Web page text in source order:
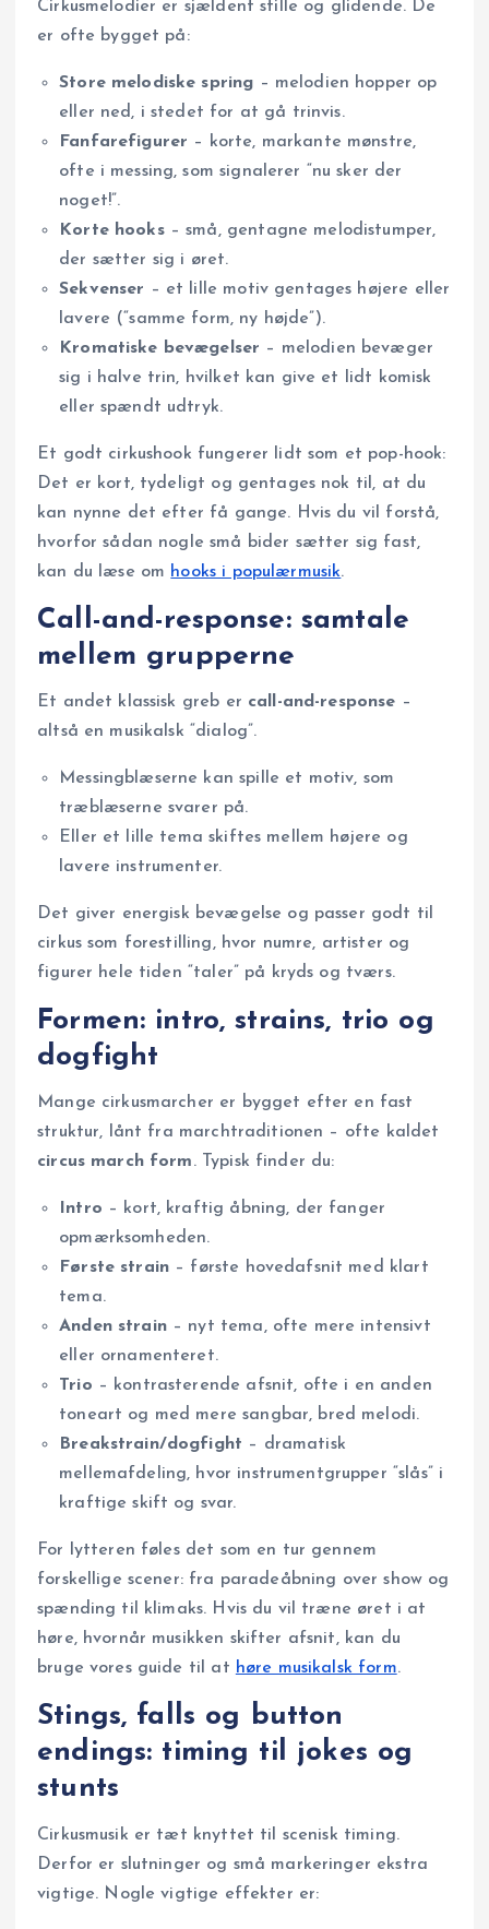
Cirkusmelodier er sjældent stille og glidende. De
er ofte bygget på:
Store melodiske spring – melodien hopper op
eller ned, i stedet for at gå trinvis.
Fanfarefigurer – korte, markante mønstre,
ofte i messing, som signalerer “nu sker der
noget!”.
Korte hooks– små, gentagne melodistumper,
der sætter sig i øret.
Sekvenser – et lille motiv gentages højere eller
lavere (“samme form, ny højde”).
Kromatiske bevægelser – melodien bevæger
sig i halve trin, hvilket kan give et lidt komisk
eller spændt udtryk.
Et godt cirkushook fungerer lidt som et pop-hook:
Det er kort, tydeligt og gentages nok til, at du
kan nynne det efter få gange. Hvis du vil forstå,
hvorfor sådan nogle små bider sætter sig fast,
kan du læse om hooks i populærmusik.
Call-and-response: samtale
mellem grupperne
Et andet klassisk greb er call-and-response –
altså en musikalsk “dialog”.
Messingblæserne kan spille et motiv, som
træblæserne svarer på.
Eller et lille tema skiftes mellem højere og
lavere instrumenter.
Det giver energisk bevægelse og passer godt til
cirkus som forestilling, hvor numre, artister og
figurer hele tiden “taler” på kryds og tværs.
Formen: intro, strains, trio og
dogfight
Mange cirkusmarcher er bygget efter en fast
struktur, lånt fra marchtraditionen – ofte kaldet
circus march form. Typisk finder du:
Intro – kort, kraftig åbning, der fanger
opmærksomheden.
Første strain – første hovedafsnit med klart
tema.
Anden strain– nyt tema, ofte mere intensivt
eller ornamenteret.
Trio – kontrasterende afsnit, ofte i en anden
toneart og med mere sangbar, bred melodi.
Breakstrain/dogfight – dramatisk
mellemafdeling, hvor instrumentgrupper “slås” i
kraftige skift og svar.
For lytteren føles det som en tur gennem
forskellige scener: fra paradeåbning over show og
spænding til klimaks. Hvis du vil træne øret i at
høre, hvornår musikken skifter afsnit, kan du
bruge vores guide til at høre musikalsk form.
Stings, falls og button
endings: timing til jokes og
stunts
Cirkusmusik er tæt knyttet til scenisk timing.
Derfor er slutninger og små markeringer ekstra
vigtige. Nogle vigtige effekter er: